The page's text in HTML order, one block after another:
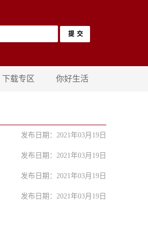
下载专区 你好生活
发布日期：2021年03月19日
发布日期：2021年03月19日
发布日期：2021年03月19日
发布日期：2021年03月19日